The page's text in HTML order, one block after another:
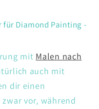
für Diamond Painting -
mit Malen nach
auch mit
dir einen
vor, während